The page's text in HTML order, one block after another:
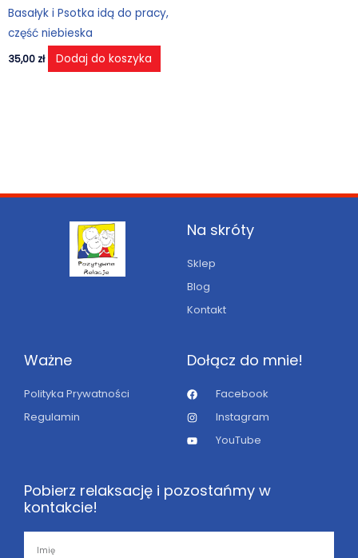
Basałyk i Psotka idą do pracy,
część niebieska
35,00 zł Dodaj do koszyka
Na skróty
Sklep
Blog
Kontakt
Ważne
Polityka Prywatności
Regulamin
Dołącz do mnie!
Facebook
Instagram
YouTube
Pobierz relaksację i pozostańmy w
kontakcie!